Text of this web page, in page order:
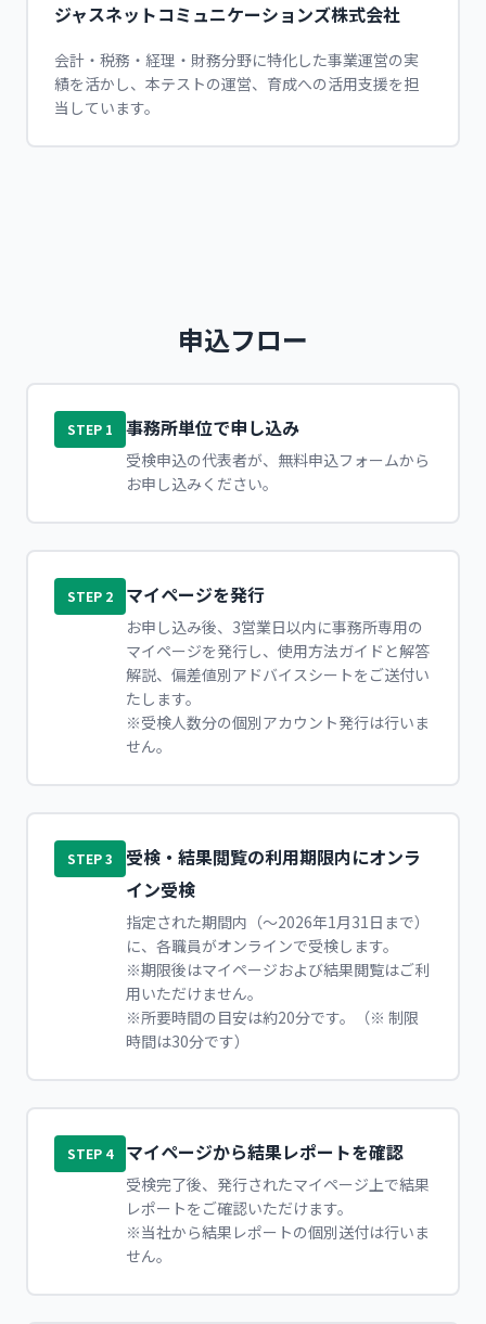
ジャスネットコミュニケーションズ株式会社
会計・税務・経理・財務分野に特化した事業運営の実
績を活かし、本テストの運営、育成への活用支援を担
当しています。
申込フロー
STEP 1 事務所単位で申し込み
受検申込の代表者が、無料申込フォームから
お申し込みください。
STEP 2 マイページを発行
お申し込み後、3営業日以内に事務所専用の
マイページを発行し、使用方法ガイドと解答
解説、偏差値別アドバイスシートをご送付い
たします。
※受検人数分の個別アカウント発行は行いま
せん。
STEP 3
受検・結果閲覧の利用期限内にオンラ
イン受検
指定された期間内（～2026年1月31日まで）
に、各職員がオンラインで受検します。
※期限後はマイページおよび結果閲覧はご利
用いただけません。
※所要時間の目安は約20分です。（※ 制限
時間は30分です）
STEP 4 マイページから結果レポートを確認
受検完了後、発行されたマイページ上で結果
レポートをご確認いただけます。
※当社から結果レポートの個別送付は行いま
せん。